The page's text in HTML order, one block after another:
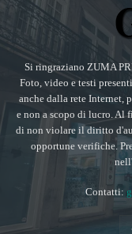
Si ringraziano ZUMA
Foto, video e testi
anche dalla rete
e non a scopo di lucro. Al
di non violare il diritto
opportune verifiche.
Contatti: